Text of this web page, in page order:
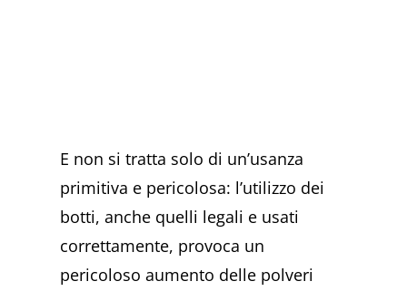
E non si tratta solo di un’usanza
primitiva e pericolosa: l’utilizzo dei
botti, anche quelli legali e usati
correttamente, provoca un
pericoloso aumento delle polveri